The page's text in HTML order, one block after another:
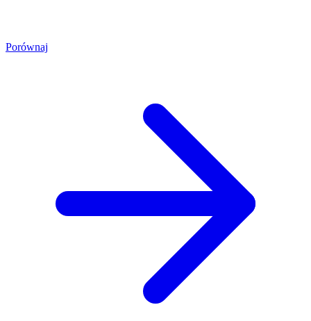
Porównaj